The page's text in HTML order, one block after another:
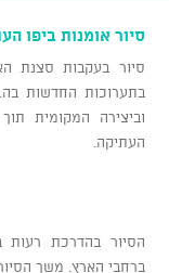
סיור אומנות ביפו
סיור בעקבות סצנת
בתערוכות החדשות
וביצירה המקומית
העתיקה.
הסיור בהדרכת רעות
ברחבי הארץ. משך